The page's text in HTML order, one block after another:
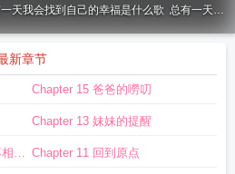
天我会找到自己的幸福是什么歌 总有一天你
会找到她 一首歌总有一天你会找到属于自己
天我也会找到很爱很爱我的人
一天会找到希望是什么歌总有一天会找到他歌
总有一天 你会找到什么 总有一天我会找到你
总有一天我会找到你 总有一天会找到自己的
新章节
Chapter 15 爸爸的嘮叨
Chapter 13 妹妹的提醒
同 Chapter 11 回到原点